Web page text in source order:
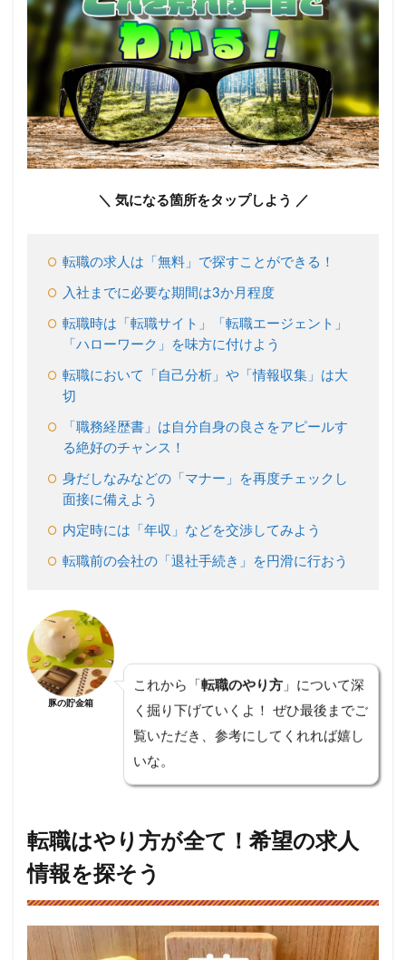
2
転職
はや
り方
が全
て！
希望
の求
人情
報を
求人
情報
は無
探す
こと
き
る！
2.2
転職
にか
ける
期間
は半
年以
まで
には3
か月
はか
かる
と見
常
業
務
が
忙
い
な
＼ 気になる箇所をタップしよう ／
転職の求人は「無料」で探すことができる！
入社までに必要な期間は3か月程度
転職時は「転職サイト」「転職エージェント」
「ハローワーク」を味方に付けよう
転職において「自己分析」や「情報収集」は大
切
「職務経歴書」は自分自身の良さをアピールす
る絶好のチャンス！
身だしなみなどの「マナー」を再度チェックし
面接に備えよう
内定時には「年収」などを交渉してみよう
転職前の会社の「退社手続き」を円滑に行おう
豚の貯金箱
これから「転職のやり方 」について深
く掘り下げていくよ！ ぜひ最後までご
覧いただき、参考にしてくれれば嬉し
いな。
転職はやり方が全て！希望の求人
情報を探そう